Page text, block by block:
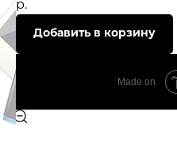
р.
Добавить в корзину
Made on